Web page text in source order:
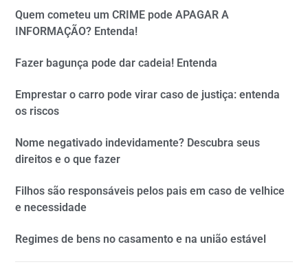
Quem cometeu um CRIME pode APAGAR A
INFORMAÇÃO? Entenda!
Fazer bagunça pode dar cadeia! Entenda
Emprestar o carro pode virar caso de justiça: entenda
os riscos
Nome negativado indevidamente? Descubra seus
direitos e o que fazer
Filhos são responsáveis pelos pais em caso de velhice
e necessidade
Regimes de bens no casamento e na união estável